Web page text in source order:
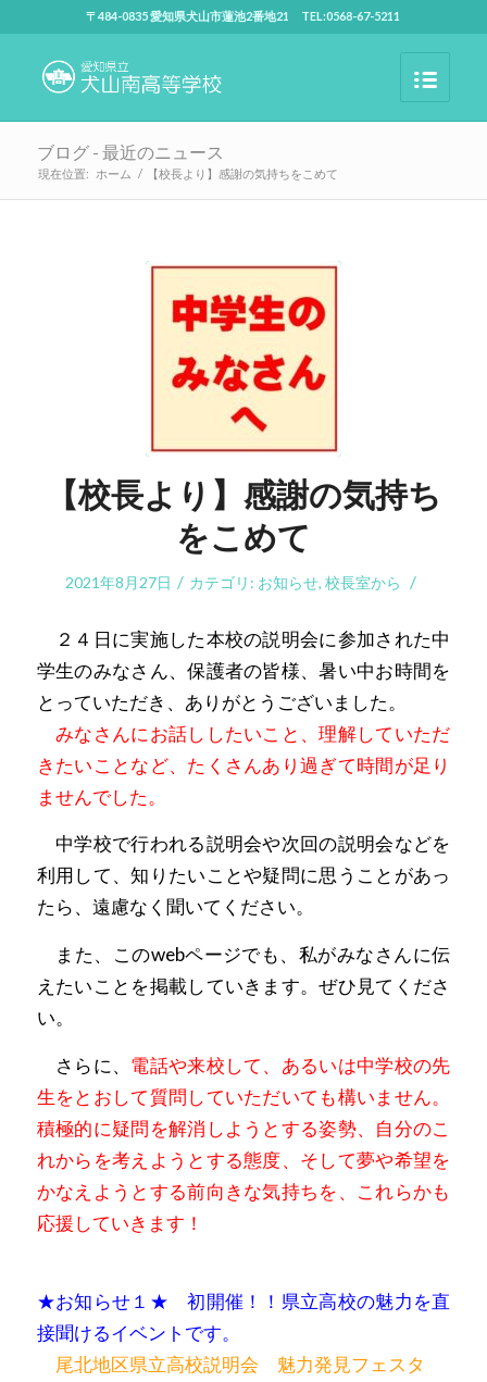
〒484-0835 愛知県犬山市蓮池2番地21 TEL:0568-67-5211
ブログ - 最近のニュース
現在位置: ホーム / 【校長より】感謝の気持ちをこめて
【校長より】感謝の気持ち
をこめて
2021年8月27日 / カテゴリ: お知らせ, 校長室から /
２４日に実施した本校の説明会に参加された中
学生のみなさん、保護者の皆様、暑い中お時間を
とっていただき、ありがとうございました。
みなさんにお話ししたいこと、理解していただ
きたいことなど、たくさんあり過ぎて時間が足り
ませんでした。
中学校で行われる説明会や次回の説明会などを
利用して、知りたいことや疑問に思うことがあっ
たら、遠慮なく聞いてください。
また、このwebページでも、私がみなさんに伝
えたいことを掲載していきます。ぜひ見てくださ
い。
さらに、 電話や来校して、あるいは中学校の先
生をとおして質問していただいても構いません。
積極的に疑問を解消しようとする姿勢、自分のこ
れからを考えようとする態度、そして夢や希望を
かなえようとする前向きな気持ちを、これらかも
応援していきます！
★お知らせ１★ 初開催！！県立高校の魅力を直
接聞けるイベントです。
尾北地区県立高校説明会 魅力発見フェスタ